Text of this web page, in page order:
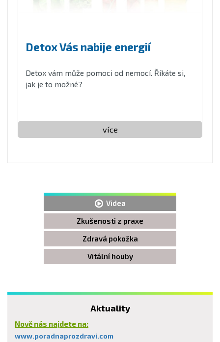
Detox Vás nabije energií
Detox vám může pomoci od nemocí. Říkáte si,
jak je to možné?
více
Videa
Zkušenosti z praxe
Zdravá pokožka
Vitální houby
Aktuality
Nově nás najdete na:
www.poradnaprozdravi.com